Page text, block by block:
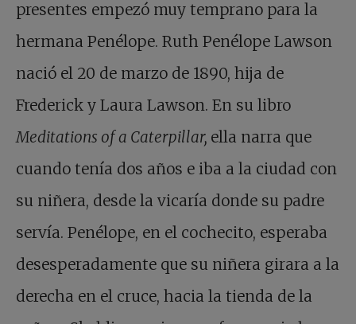
presentes empezó muy temprano para la
hermana Penélope. Ruth Penélope Lawson
nació el 20 de marzo de 1890, hija de
Frederick y Laura Lawson. En su libro
Meditations of a Caterpillar, ella narra que
cuando tenía dos años e iba a la ciudad con
su niñera, desde la vicaría donde su padre
servía. Penélope, en el cochecito, esperaba
desesperadamente que su niñera girara a la
derecha en el cruce, hacia la tienda de la